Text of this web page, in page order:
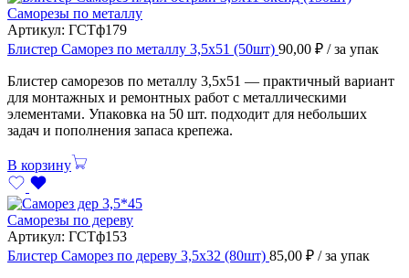
Саморезы по металлу
Артикул: ГСТф179
Блистер Саморез по металлу 3,5х51 (50шт) 90,00 ₽ / за упак
Блистер саморезов по металлу 3,5х51 — практичный вариант
для монтажных и ремонтных работ с металлическими
элементами. Упаковка на 50 шт. подходит для небольших
задач и пополнения запаса крепежа.
В корзину
Саморезы по дереву
Артикул: ГСТф153
Блистер Саморез по дереву 3,5х32 (80шт) 85,00 ₽ / за упак